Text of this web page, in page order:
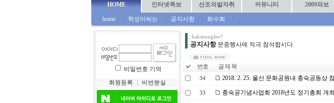
HOME 인터넷족보 선조의발자취 커뮤니티 2009파보
home 학성이씨는 공지사항 화수회
비밀번호 기억
회원등록
비번분실
hakseonglee?
공지사항문중행사에 적극 참석합시다.
번호 글 제 목
34 2018. 2. 25. 울산 문화공원내 충숙공동상
33 충숙공기념사업회 2018년도 정기총회 개최